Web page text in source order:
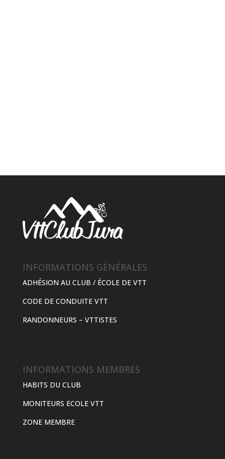
INFORMATIONS GÉNÉRALES
ADHÉSION AU CLUB / ÉCOLE DE VTT
CODE DE CONDUITE VTT
RANDONNEURS – VTTISTES
INFORMATIONS MEMBRES
HABITS DU CLUB
MONITEURS ECOLE VTT
ZONE MEMBRE